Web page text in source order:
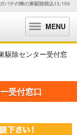
バチの蜂の巣駆除税込12,100
MENU
駆除センター受付窓
受付窓口